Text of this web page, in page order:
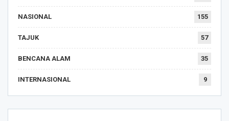
NASIONAL 155
TAJUK 57
BENCANA ALAM 35
INTERNASIONAL 9